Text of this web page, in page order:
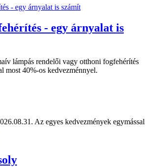
- egy árnyalat is
lámpás rendelői vagy otthoni fogfehérítés
most 40%-os kedvezménnyel.
Az egyes kedvezmények egymással